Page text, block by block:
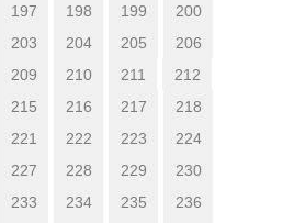
197 198 199
200
203 204 205
206
209 210 211
212
215 216 217
218
221 222 223
224
227 228 229
230
233 234 235
236